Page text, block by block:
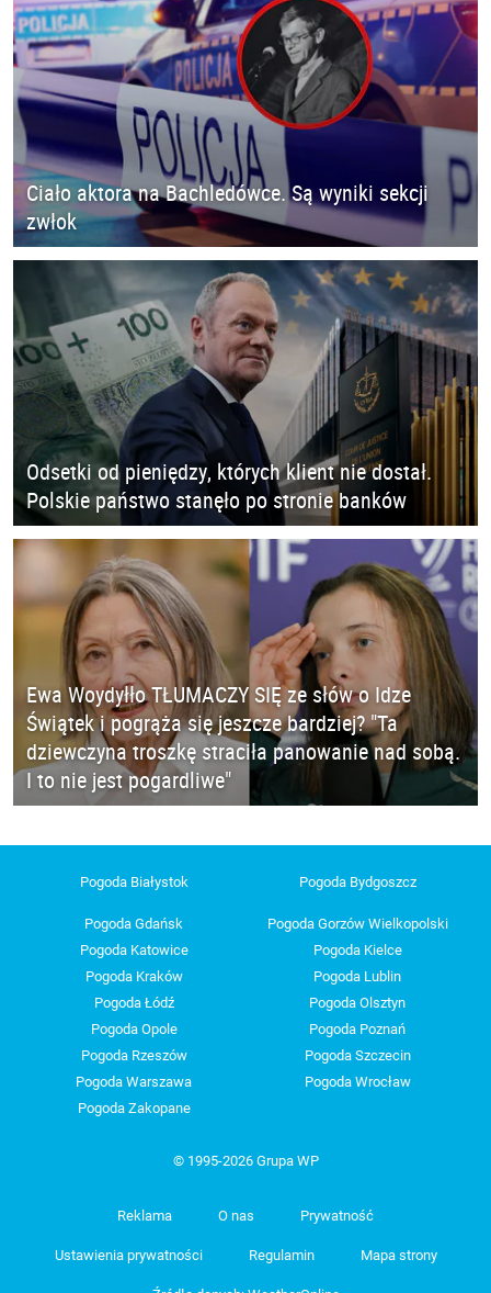
Ciało aktora na Bachledówce. Są wyniki sekcji
zwłok
Odsetki od pieniędzy, których klient nie dostał.
Polskie państwo stanęło po stronie banków
Ewa Woydyłło TŁUMACZY SIĘ ze słów o Idze
Świątek i pogrąża się jeszcze bardziej? "Ta
dziewczyna troszkę straciła panowanie nad sobą.
I to nie jest pogardliwe"
Pogoda Białystok Pogoda Bydgoszcz
Pogoda Gdańsk
Pogoda Gorzów Wielkopolski
Pogoda Katowice
Pogoda Kielce
Pogoda Kraków
Pogoda Lublin
Pogoda Łódź
Pogoda Olsztyn
Pogoda Opole
Pogoda Poznań
Pogoda Rzeszów
Pogoda Szczecin
Pogoda Warszawa
Pogoda Wrocław
Pogoda Zakopane
© 1995-2026 Grupa WP
Reklama O nas Prywatność
Ustawienia prywatności Regulamin Mapa strony